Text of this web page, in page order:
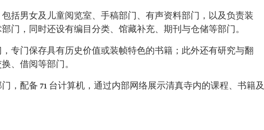
括男女及儿童阅览室、手稿部门、有声资料部门，以及负责装
门，同时还设有编目分类、馆藏补充、期刊与仓储等部门。
专门保存具有历史价值或装帧特色的书籍；此外还有研究与翻
、借阅等部门。
，配备 71 台计算机，通过内部网络展示清真寺内的课程、书籍及